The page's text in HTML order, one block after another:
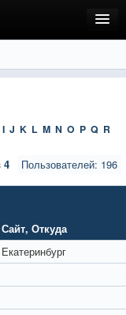
I J K L M N O P Q R
Пользователей: 196
4
Сайт, Откуда
Екатеринбург